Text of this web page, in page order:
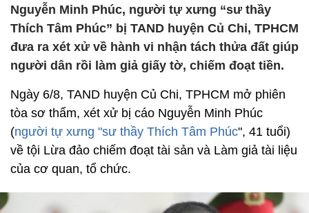
Nguyễn Minh Phúc, người tự xưng “sư thầy
Thích Tâm Phúc” bị TAND huyện Củ Chi, TPHCM
đưa ra xét xử về hành vi nhận tách thửa đất giúp
người dân rồi làm giả giấy tờ, chiếm đoạt tiền.
Ngày 6/8, TAND huyện Củ Chi, TPHCM mở phiên
tòa sơ thẩm, xét xử bị cáo Nguyễn Minh Phúc
(người tự xưng "sư thầy Thích Tâm Phúc", 41 tuổi)
về tội Lừa đảo chiếm đoạt tài sản và Làm giả tài liệu
của cơ quan, tổ chức.